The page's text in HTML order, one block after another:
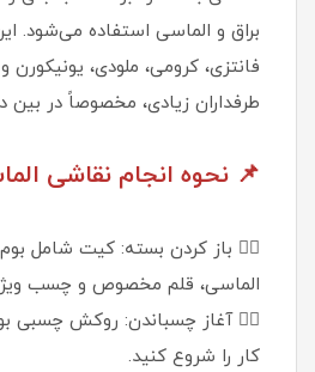
براق و الماسی استفاده می‌شود.
فانتزی، کرومی، ملودی،
طرفداران زیادی، مخصوصاً در بین
📌 نحوه انجام نقاشی
۱️⃣ باز کردن بسته: کیت شامل
الماسی، قلم مخصوص و چسب
۲️⃣ آغاز چسباندن: روکش چسبی
کار را شروع کنید.